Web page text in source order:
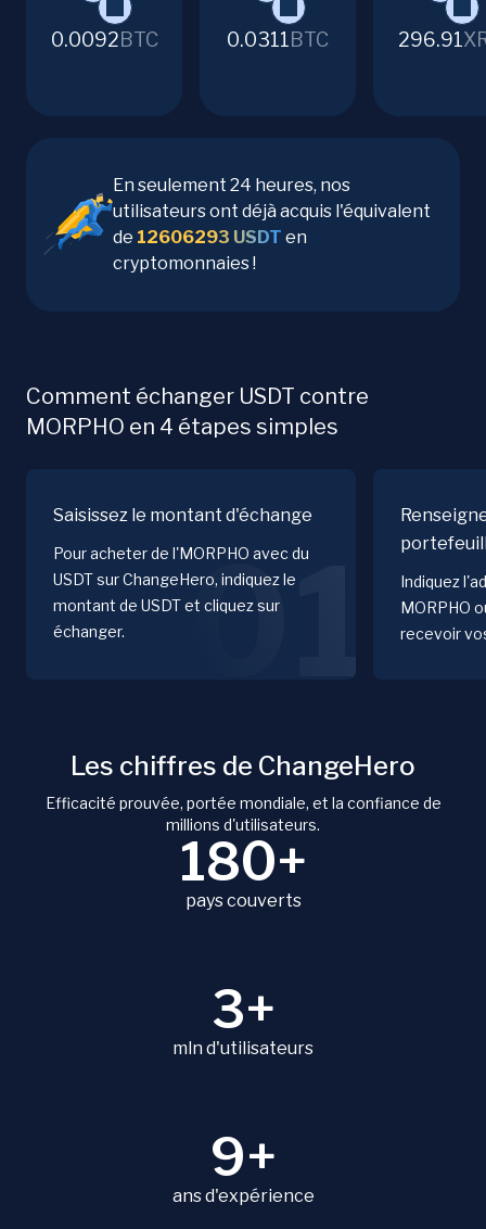
0.0092BTC 0.0311BTC 296.91
En seulement 24 heures, nos
utilisateurs ont déjà acquis l'équivalent
de 12606293 USDT en
cryptomonnaies !
Comment échanger USDT contre
MORPHO en 4 étapes simples
Saisissez le montant d'échange
Pour acheter de l'MORPHO avec du
USDT sur ChangeHero, indiquez le
montant de USDT et cliquez sur
échanger.
01
Indiquez
MORPHO
recevoir
Les chiffres de ChangeHero
Efficacité prouvée, portée mondiale, et la confiance de
millions d'utilisateurs.
180+
pays couverts
3+
mln d'utilisateurs
9+
ans d'expérience